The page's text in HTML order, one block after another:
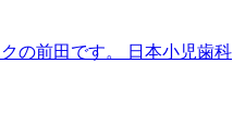
の前田です。 日本小児歯科